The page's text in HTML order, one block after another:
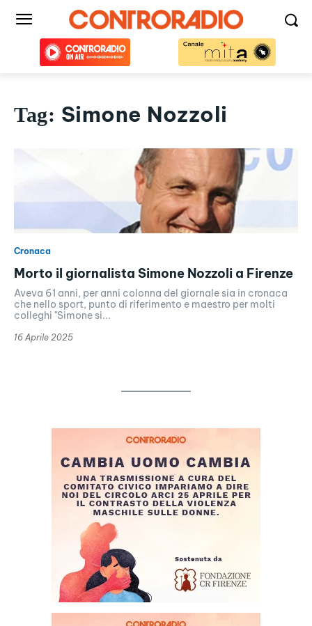
Tag: Simone Nozzoli
Cronaca
Morto il giornalista Simone Nozzoli a Firenze
Aveva 61 anni, per anni colonna del giornale sia in cronaca
che nello sport, punto di riferimento e maestro per molti
colleghi "Simone si...
16 Aprile 2025